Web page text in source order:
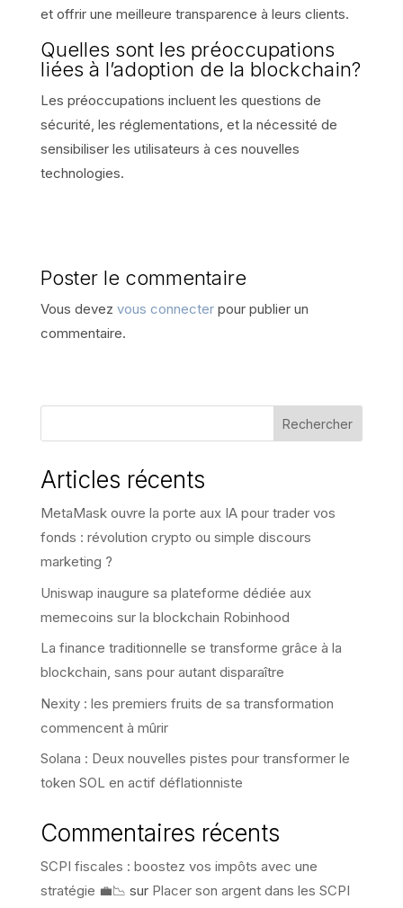
et offrir une meilleure transparence à leurs clients.
Quelles sont les préoccupations
liées à l’adoption de la blockchain?
Les préoccupations incluent les questions de
sécurité, les réglementations, et la nécessité de
sensibiliser les utilisateurs à ces nouvelles
technologies.
Poster le commentaire
Vous devez vous connecterpour publier un
commentaire.
Rechercher
Articles récents
MetaMask ouvre la porte aux IA pour trader vos
fonds : révolution crypto ou simple discours
marketing ?
Uniswap inaugure sa plateforme dédiée aux
memecoins sur la blockchain Robinhood
La finance traditionnelle se transforme grâce à la
blockchain, sans pour autant disparaître
Nexity : les premiers fruits de sa transformation
commencent à mûrir
Solana : Deux nouvelles pistes pour transformer le
token SOL en actif déflationniste
Commentaires récents
SCPI fiscales : boostez vos impôts avec une
stratégie 💼📉 sur Placer son argent dans les SCPI